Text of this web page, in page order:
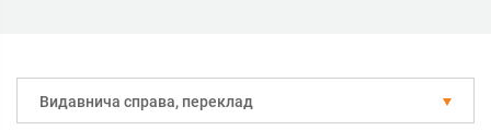
Видавнича справа, переклад